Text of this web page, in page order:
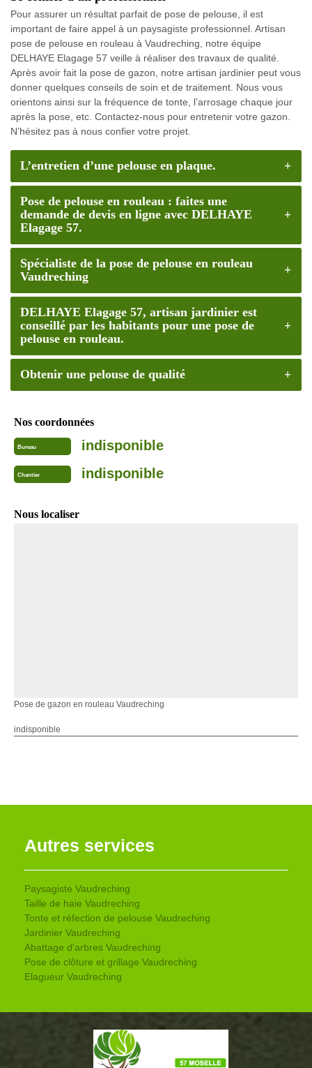
Pour assurer un résultat parfait de pose de pelouse, il est
important de faire appel à un paysagiste professionnel. Artisan
pose de pelouse en rouleau à Vaudreching, notre équipe
DELHAYE Elagage 57 veille à réaliser des travaux de qualité.
Après avoir fait la pose de gazon, notre artisan jardinier peut vous
donner quelques conseils de soin et de traitement. Nous vous
orientons ainsi sur la fréquence de tonte, l’arrosage chaque jour
après la pose, etc. Contactez-nous pour entretenir votre gazon.
N’hésitez pas à nous confier votre projet.
L’entretien d’une pelouse en plaque.
Pose de pelouse en rouleau : faites une
demande de devis en ligne avec DELHAYE
Elagage 57.
Spécialiste de la pose de pelouse en rouleau
Vaudreching
DELHAYE Elagage 57, artisan jardinier est
conseillé par les habitants pour une pose de
pelouse en rouleau.
Obtenir une pelouse de qualité
Nos coordonnées
Bureau indisponible
Chantier indisponible
Nous localiser
Pose de gazon en rouleau Vaudreching
indisponible
Autres services
Paysagiste Vaudreching
Taille de haie Vaudreching
Tonte et réfection de pelouse Vaudreching
Jardinier Vaudreching
Abattage d'arbres Vaudreching
Pose de clôture et grillage Vaudreching
Elagueur Vaudreching